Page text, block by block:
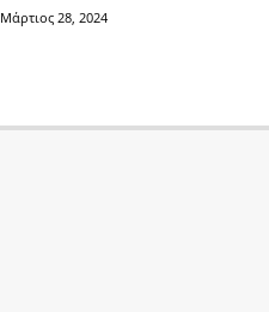
Μάρτιος 28, 2024